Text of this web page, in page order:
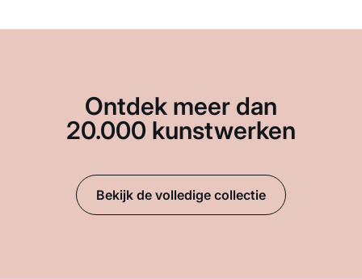
Ontdek meer dan
20.000 kunstwerken
Bekijk de volledige collectie